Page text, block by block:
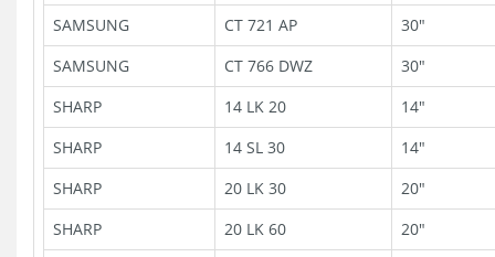
SAMSUNG
CT 721 AP
30"
SAMSUNG
CT 766 DWZ
30"
SHARP
14 LK 20
14"
SHARP
14 SL 30
14"
SHARP
20 LK 30
20"
SHARP
20 LK 60
20"